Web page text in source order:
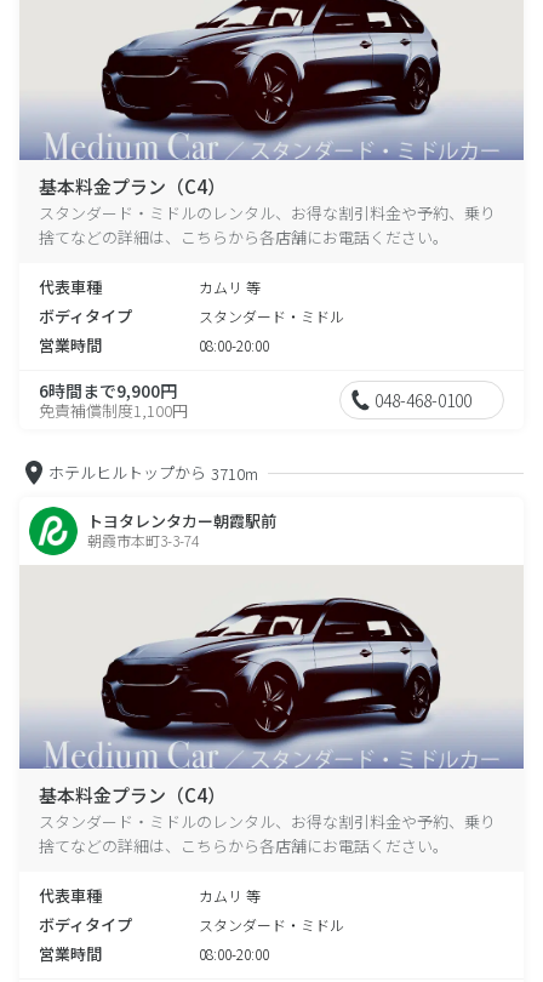
基本料金プラン（C4）
スタンダード・ミドルのレンタル、お得な割引料金や予約、乗り
捨てなどの詳細は、こちらから各店舗にお電話ください。
代表車種 カムリ 等
ボディタイプ スタンダード・ミドル
営業時間 08:00-20:00
6時間まで9,900円
免責補償制度1,100円 048-468-0100
ホテルヒルトップから 3710m
トヨタレンタカー朝霞駅前
朝霞市本町3-3-74
基本料金プラン（C4）
スタンダード・ミドルのレンタル、お得な割引料金や予約、乗り
捨てなどの詳細は、こちらから各店舗にお電話ください。
代表車種 カムリ 等
ボディタイプ スタンダード・ミドル
営業時間 08:00-20:00